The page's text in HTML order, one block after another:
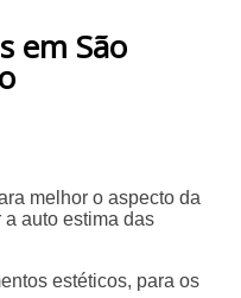
em São
melhor o aspecto da
auto estima das
estéticos, para os